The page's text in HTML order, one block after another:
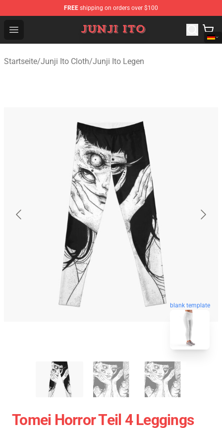
FREE shipping on orders over $100
Open menu
Junji Ito Store - Official Junji Ito Merchandise Shop
Startseite/Junji Ito Cloth/Junji Ito Legen
blank template
Tomei Horror Teil 4 Leggings